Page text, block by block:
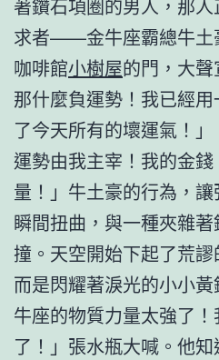
著鑽石項圈的男人，那
求者——金牛座霸總牛土
咖啡館小樹屋的門，大
那什麼負運勢！我已經
了今天所有的壞運氣！
運勢由我主宰！我的金
量！」牛土豪的行為，
瞬間扭曲，與一種夾雜
撞。天空開始下起了荒謬
而是閃耀著淚光的小小
牛座的物質力量太強了
了！」張水瓶大喊。他